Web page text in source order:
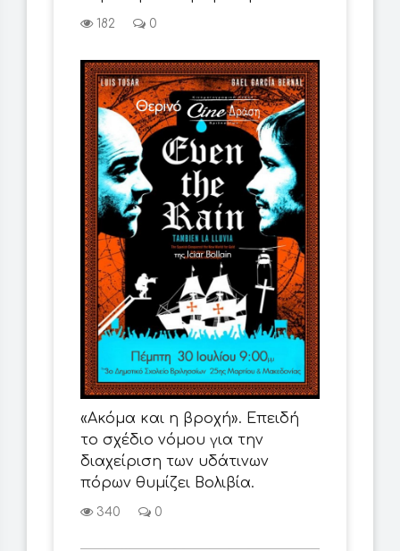
182 0
«Ακόμα και η βροχή». Επειδή
το σχέδιο νόμου για την
διαχείριση των υδάτινων
πόρων θυμίζει Βολιβία.
340 0